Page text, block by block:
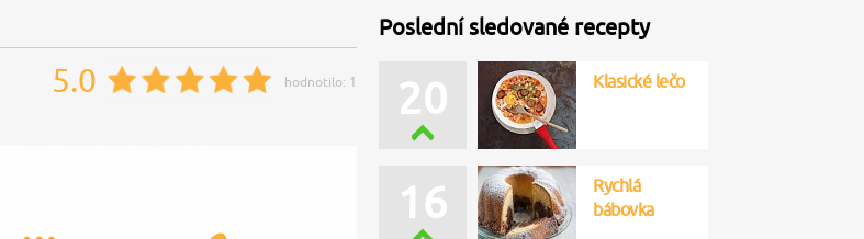
5.0 hodnotilo: 1
Poslední sledované recepty
20 Klasické lečo
16
Rychlá
bábovka